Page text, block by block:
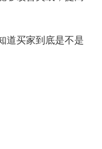
道买家到底是不是